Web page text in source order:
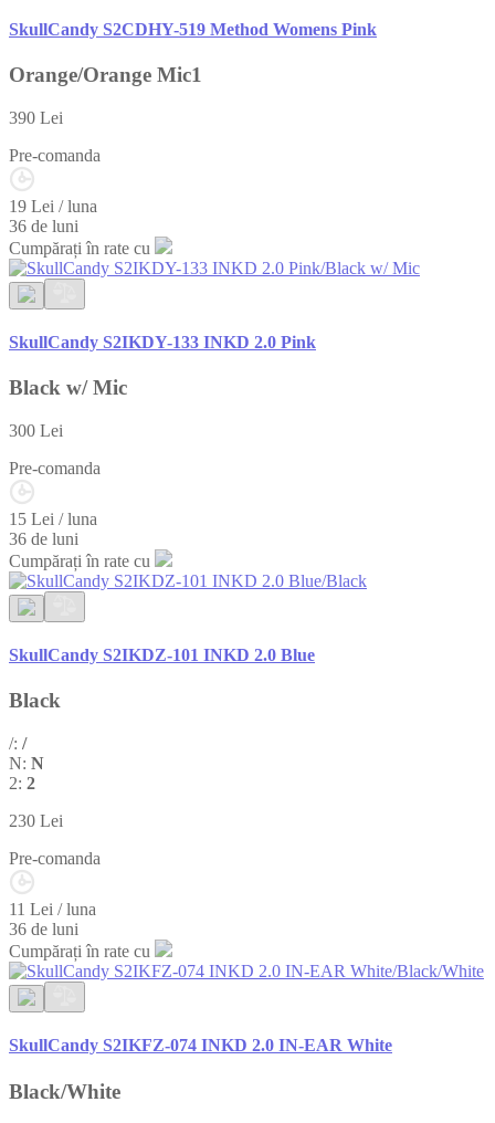
SkullCandy S2CDHY-519 Method Womens Pink
Orange/Orange Mic1
390 Lei
Pre-comanda
19 Lei / luna
36 de luni
Cumpărați în rate cu
SkullCandy S2IKDY-133 INKD 2.0 Pink
Black w/ Mic
300 Lei
Pre-comanda
15 Lei / luna
36 de luni
Cumpărați în rate cu
SkullCandy S2IKDZ-101 INKD 2.0 Blue
Black
/: /
N: N
2: 2
230 Lei
Pre-comanda
11 Lei / luna
36 de luni
Cumpărați în rate cu
SkullCandy S2IKFZ-074 INKD 2.0 IN-EAR White
Black/White